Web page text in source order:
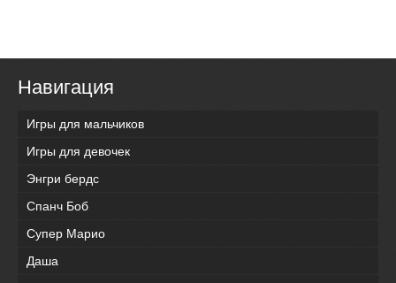
Навигация
Игры для мальчиков
Игры для девочек
Энгри бердс
Спанч Боб
Супер Марио
Даша